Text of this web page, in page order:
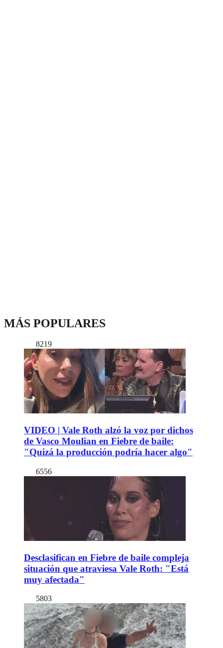
MÁS POPULARES
8219
VIDEO | Vale Roth alzó la voz por dichos
de Vasco Moulian en Fiebre de baile:
"Quizá la producción podría hacer algo"
6556
Desclasifican en Fiebre de baile compleja
situación que atraviesa Vale Roth: "Está
muy afectada"
5803